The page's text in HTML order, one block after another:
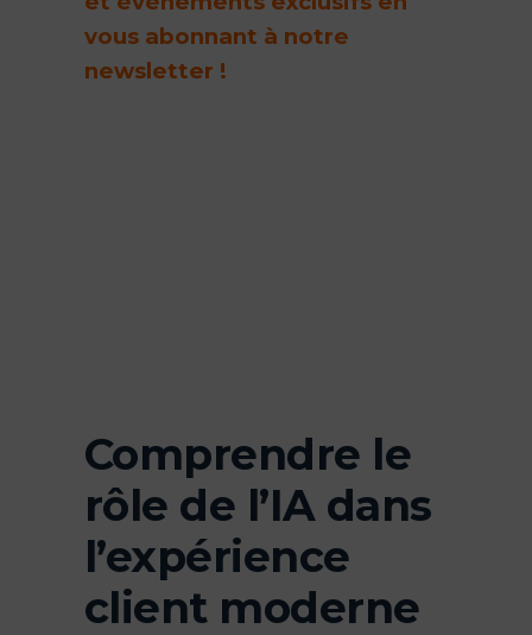
vous abonnant à notre
newsletter !
Comprendre le
rôle de l’IA dans
l’expérience
client moderne